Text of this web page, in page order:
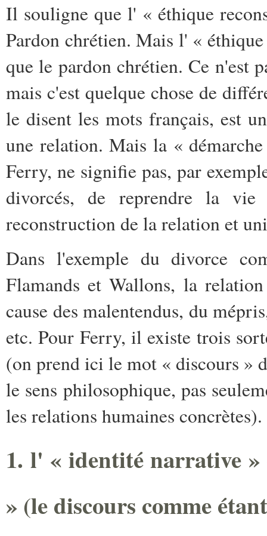
Il souligne que l' « éthique
Pardon chrétien. Mais l' «
que le pardon chrétien. Ce n'est
mais c'est quelque chose de
le disent les mots français, est
une relation. Mais la «
Ferry, ne signifie pas, par
divorcés, de reprendre la
reconstruction de la relation et
Dans l'exemple du divorce
Flamands et Wallons, la
cause des malentendus, du
etc. Pour Ferry, il existe trois
(on prend ici le mot « discours »
le sens philosophique, pas
les relations humaines concrètes).
1. l' « identité narrative
» (le discours comme